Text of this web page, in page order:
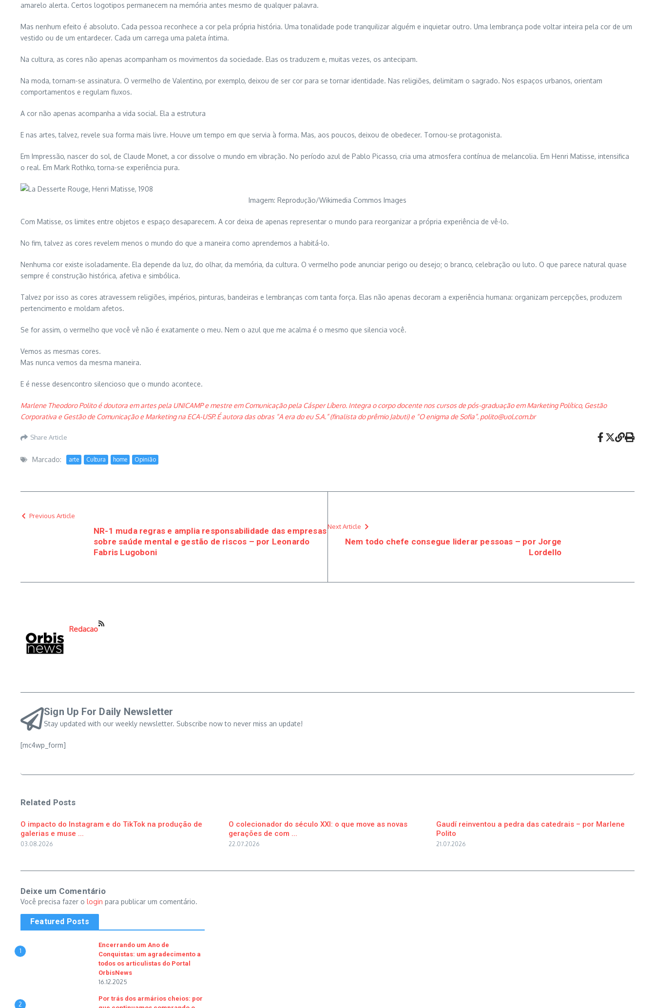
amarelo alerta. Certos logotipos permanecem na memória antes mesmo de qualquer palavra.
Mas nenhum efeito é absoluto. Cada pessoa reconhece a cor pela própria história. Uma tonalidade pode tranquilizar alguém e inquietar outro. Uma lembrança pode voltar inteira pela cor de um
vestido ou de um entardecer. Cada um carrega uma paleta íntima.
Na cultura, as cores não apenas acompanham os movimentos da sociedade. Elas os traduzem e, muitas vezes, os antecipam.
Na moda, tornam-se assinatura. O vermelho de Valentino, por exemplo, deixou de ser cor para se tornar identidade. Nas religiões, delimitam o sagrado. Nos espaços urbanos, orientam
comportamentos e regulam fluxos.
A cor não apenas acompanha a vida social. Ela a estrutura
E nas artes, talvez, revele sua forma mais livre. Houve um tempo em que servia à forma. Mas, aos poucos, deixou de obedecer. Tornou-se protagonista.
Em Impressão, nascer do sol, de Claude Monet, a cor dissolve o mundo em vibração. No período azul de Pablo Picasso, cria uma atmosfera contínua de melancolia. Em Henri Matisse, intensifica
o real. Em Mark Rothko, torna-se experiência pura.
Imagem: Reprodução/Wikimedia Commos Images
Com Matisse, os limites entre objetos e espaço desaparecem. A cor deixa de apenas representar o mundo para reorganizar a própria experiência de vê-lo.
No fim, talvez as cores revelem menos o mundo do que a maneira como aprendemos a habitá-lo.
Nenhuma cor existe isoladamente. Ela depende da luz, do olhar, da memória, da cultura. O vermelho pode anunciar perigo ou desejo; o branco, celebração ou luto. O que parece natural quase
sempre é construção histórica, afetiva e simbólica.
Talvez por isso as cores atravessem religiões, impérios, pinturas, bandeiras e lembranças com tanta força. Elas não apenas decoram a experiência humana: organizam percepções, produzem
pertencimento e moldam afetos.
Se for assim, o vermelho que você vê não é exatamente o meu. Nem o azul que me acalma é o mesmo que silencia você.
Vemos as mesmas cores.
Mas nunca vemos da mesma maneira.
E é nesse desencontro silencioso que o mundo acontece.
Marlene Theodoro Polito é doutora em artes pela UNICAMP e mestre em Comunicação pela Cásper Líbero. Integra o corpo docente nos cursos de pós-graduação em Marketing Político, Gestão
Corporativa e Gestão de Comunicação e Marketing na ECA-USP. É autora das obras “A era do eu S.A.” (finalista do prêmio Jabuti) e “O enigma de Sofia”. polito@uol.com.br
Share Article
Marcado: arte Cultura home Opinião
Previous Article
NR-1 muda regras e amplia responsabilidade das empresas
sobre saúde mental e gestão de riscos – por Leonardo
Fabris Lugoboni
Next Article
Nem todo chefe consegue liderar pessoas – por Jorge
Lordello
Redacao
Sign Up For Daily Newsletter
Stay updated with our weekly newsletter. Subscribe now to never miss an update!
[mc4wp_form]
Related Posts
O impacto do Instagram e do TikTok na produção de
galerias e muse ...
03.08.2026
O colecionador do século XXI: o que move as novas
gerações de com ...
22.07.2026
Gaudí reinventou a pedra das catedrais – por Marlene
Polito
21.07.2026
Deixe um Comentário
Você precisa fazer o login para publicar um comentário.
Featured Posts
1
Encerrando um Ano de
Conquistas: um agradecimento a
todos os articulistas do Portal
OrbisNews
16.12.2025
2
Por trás dos armários cheios: por